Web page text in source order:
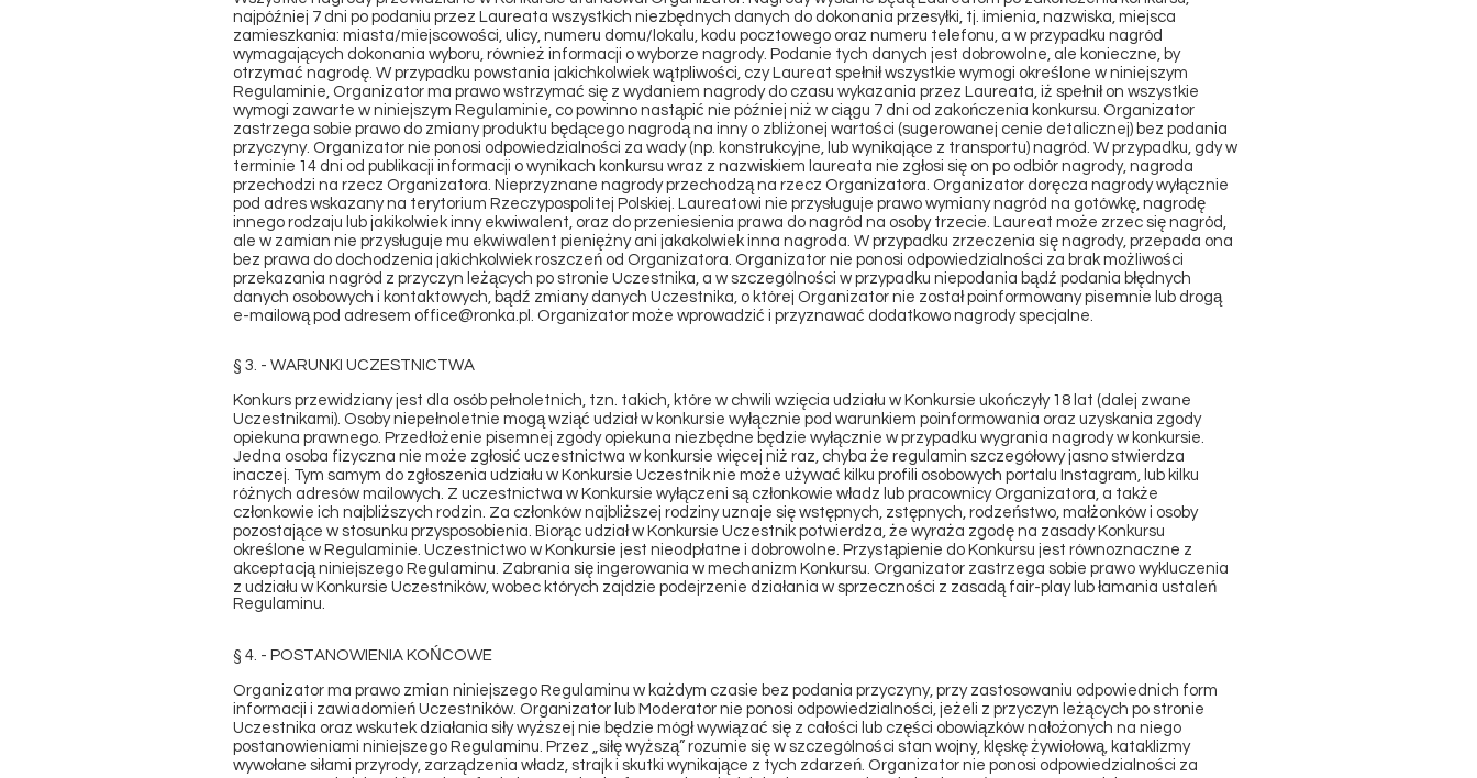
najpóźniej 7 dni po podaniu przez Laureata wszystkich niezbędnych danych do dokonania przesyłki, tj. imienia, nazwiska, miejsca
zamieszkania: miasta/miejscowości, ulicy, numeru domu/lokalu, kodu pocztowego oraz numeru telefonu, a w przypadku nagród
wymagających dokonania wyboru, również informacji o wyborze nagrody. Podanie tych danych jest dobrowolne, ale konieczne, by
otrzymać nagrodę. W przypadku powstania jakichkolwiek wątpliwości, czy Laureat spełnił wszystkie wymogi określone w niniejszym
Regulaminie, Organizator ma prawo wstrzymać się z wydaniem nagrody do czasu wykazania przez Laureata, iż spełnił on wszystkie
wymogi zawarte w niniejszym Regulaminie, co powinno nastąpić nie później niż w ciągu 7 dni od zakończenia konkursu. Organizator
zastrzega sobie prawo do zmiany produktu będącego nagrodą na inny o zbliżonej wartości (sugerowanej cenie detalicznej) bez podania
przyczyny. Organizator nie ponosi odpowiedzialności za wady (np. konstrukcyjne, lub wynikające z transportu) nagród. W przypadku, gdy w
terminie 14 dni od publikacji informacji o wynikach konkursu wraz z nazwiskiem laureata nie zgłosi się on po odbiór nagrody, nagroda
przechodzi na rzecz Organizatora. Nieprzyznane nagrody przechodzą na rzecz Organizatora. Organizator doręcza nagrody wyłącznie
pod adres wskazany na terytorium Rzeczypospolitej Polskiej. Laureatowi nie przysługuje prawo wymiany nagród na gotówkę, nagrodę
innego rodzaju lub jakikolwiek inny ekwiwalent, oraz do przeniesienia prawa do nagród na osoby trzecie. Laureat może zrzec się nagród,
ale w zamian nie przysługuje mu ekwiwalent pieniężny ani jakakolwiek inna nagroda. W przypadku zrzeczenia się nagrody, przepada ona
bez prawa do dochodzenia jakichkolwiek roszczeń od Organizatora. Organizator nie ponosi odpowiedzialności za brak możliwości
przekazania nagród z przyczyn leżących po stronie Uczestnika, a w szczególności w przypadku niepodania bądź podania błędnych
danych osobowych i kontaktowych, bądź zmiany danych Uczestnika, o której Organizator nie został poinformowany pisemnie lub drogą
e-mailową pod adresem office@ronka.pl . Organizator może wprowadzić i przyznawać dodatkowo nagrody specjalne.
§ 3. - WARUNKI UCZESTNICTWA
Konkurs przewidziany jest dla osób pełnoletnich, tzn. takich, które w chwili wzięcia udziału w Konkursie ukończyły 18 lat (dalej zwane
Uczestnikami). Osoby niepełnoletnie mogą wziąć udział w konkursie wyłącznie pod warunkiem poinformowania oraz uzyskania zgody
opiekuna prawnego. Przedłożenie pisemnej zgody opiekuna niezbędne będzie wyłącznie w przypadku wygrania nagrody w konkursie.
Jedna osoba fizyczna nie może zgłosić uczestnictwa w konkursie więcej niż raz, chyba że regulamin szczegółowy jasno stwierdza
inaczej. Tym samym do zgłoszenia udziału w Konkursie Uczestnik nie może używać kilku profili osobowych portalu Instagram, lub kilku
różnych adresów mailowych. Z uczestnictwa w Konkursie wyłączeni są członkowie władz lub pracownicy Organizatora, a także
członkowie ich najbliższych rodzin. Za członków najbliższej rodziny uznaje się wstępnych, zstępnych, rodzeństwo, małżonków i osoby
pozostające w stosunku przysposobienia. Biorąc udział w Konkursie Uczestnik potwierdza, że wyraża zgodę na zasady Konkursu
określone w Regulaminie. Uczestnictwo w Konkursie jest nieodpłatne i dobrowolne. Przystąpienie do Konkursu jest równoznaczne z
akceptacją niniejszego Regulaminu. Zabrania się ingerowania w mechanizm Konkursu. Organizator zastrzega sobie prawo wykluczenia
z udziału w Konkursie Uczestników, wobec których zajdzie podejrzenie działania w sprzeczności z zasadą fair-play lub łamania ustaleń
Regulaminu.
§ 4. - POSTANOWIENIA KOŃCOWE
Organizator ma prawo zmian niniejszego Regulaminu w każdym czasie bez podania przyczyny, przy zastosowaniu odpowiednich form
informacji i zawiadomień Uczestników. Organizator lub Moderator nie ponosi odpowiedzialności, jeżeli z przyczyn leżących po stronie
Uczestnika oraz wskutek działania siły wyższej nie będzie mógł wywiązać się z całości lub części obowiązków nałożonych na niego
postanowieniami niniejszego Regulaminu. Przez „siłę wyższą” rozumie się w szczególności stan wojny, klęskę żywiołową, kataklizmy
wywołane siłami przyrody, zarządzenia władz, strajk i skutki wynikające z tych zdarzeń. Organizator nie ponosi odpowiedzialności za